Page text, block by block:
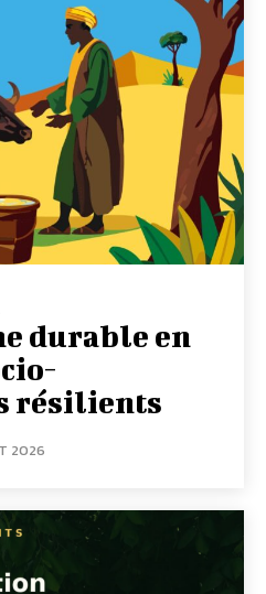
durable en
résilients
2026